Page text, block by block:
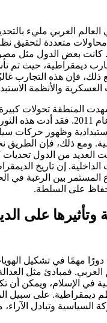
العالم العربي مليء
متعددة لتحقيق
كانت بعض الدول مثل
ديمقراطية، حيث تم
فإن هذه التجارب
العسكرية والأنظمة
المنطقة تحولات
الثورات العربية في عام 2011.
وظهور حركات
ومع ذلك، فإن الطريق
العديد من الدول
إن تاريخ
بين الرغبة في
على السلطة.
وتأثيرها على
دورًا مهمًا في تشكيل
فمبادئ مثل
في الإسلام، ويمكن أن
ديمقراطية. على سبيل
السياسية وتبادل